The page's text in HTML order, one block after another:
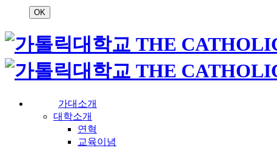
OK
가대소개
대학소개
연혁
교육이념